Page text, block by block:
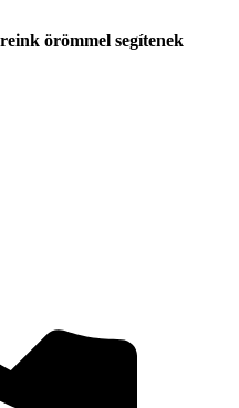
örömmel segítenek